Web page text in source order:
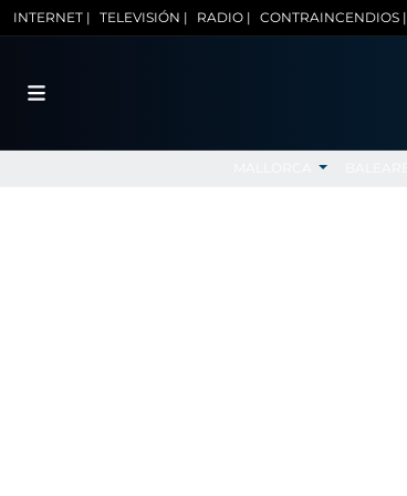
INTERNET | TELEVISIÓN | RADIO | CONTRAINCENDIOS |